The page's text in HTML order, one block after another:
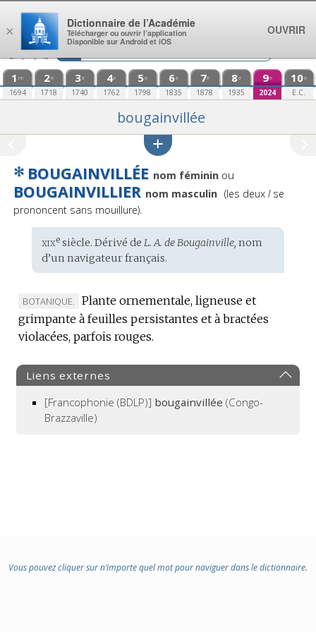
Aller au contenu
1 re
1694
2e
1718
3e
1740
4e
1762
5e
1798
6e
1835
7e
1878
8e
1935
9e
2024
10e
E.C.
bougainvillée
✻ BOUGAINVILLÉE nom féminin ou
BOUGAINVILLIER nom masculin Prononciation
(les deux lse
prononcent sans mouillure).
Étymologie
:
xixesiècle. Dérivé de L. A. de Bougainville, nom
d’un navigateur français.
MARQUE
DE
DOMAINE
BOTANIQUE.
Plante ornementale, ligneuse et
grimpante à feuilles persistantes et à bractées
violacées, parfois rouges.
Liens externes
[Francophonie (BDLP)] bougainvillée (Congo-
Brazzaville)
Vous pouvez cliquer sur n’importe quel mot pour naviguer dans le dictionnaire.
×
Dictionnaire de l’Académie
Télécharger ou ouvrir l’application
Disponible sur Android et iOS
OUVRIR